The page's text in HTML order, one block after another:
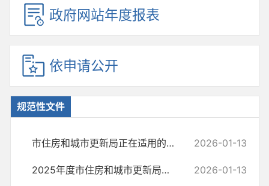
政府网站年度报表
依申请公开
规范性文件
市住房和城市更新局正在适用的行政规范性文件目录 2026-01-13
2025年度市住房和城市更新局申请备案审查的行政规范性文件目录 2026-01-13